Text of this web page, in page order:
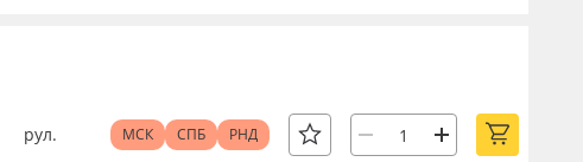
рул. МСК СПБ РНД